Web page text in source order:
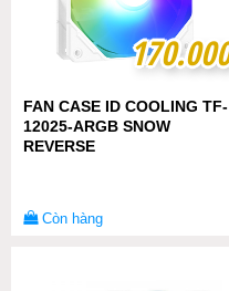
FAN CASE ID COOLING TF-
12025-ARGB SNOW
REVERSE
Còn hàng